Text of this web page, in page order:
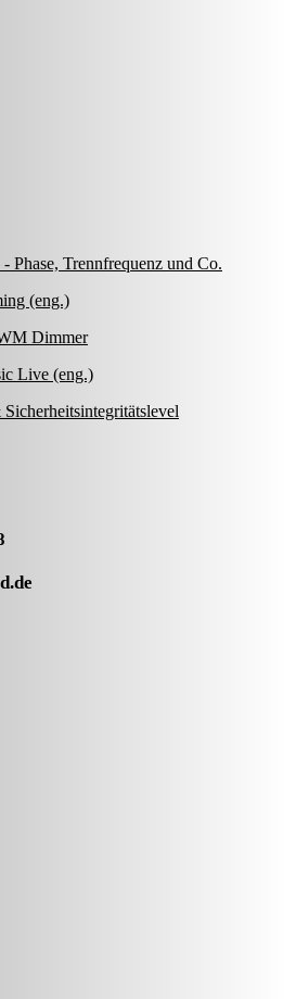
Phase, Trennfrequenz und Co.
(eng.)
Dimmer
Live (eng.)